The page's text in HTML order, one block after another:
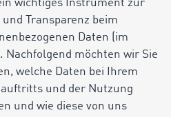
wichtiges Instrument zur
Transparenz beim
Daten (im
Nachfolgend möchten wir Sie
welche Daten bei Ihrem
und der Nutzung
und wie diese von uns